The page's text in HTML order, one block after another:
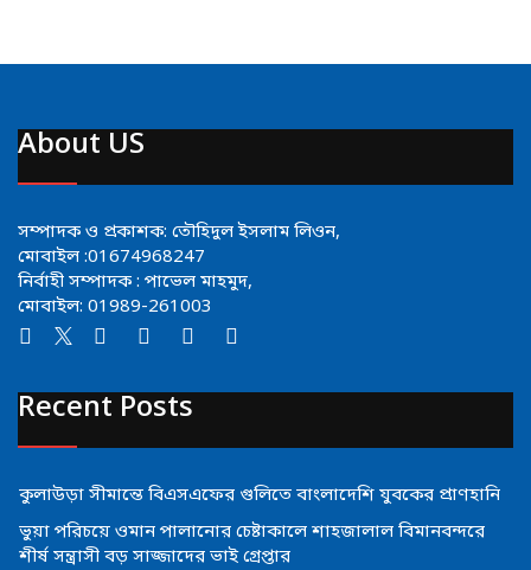
About US
সম্পাদক ও প্রকাশক: তৌহিদুল ইসলাম লিওন,
মোবাইল :01674968247
নির্বাহী সম্পাদক : পাভেল মাহমুদ,
মোবাইল: 01989-261003
Recent Posts
কুলাউড়া সীমান্তে বিএসএফের গুলিতে বাংলাদেশি যুবকের প্রাণহানি
ভুয়া পরিচয়ে ওমান পালানোর চেষ্টাকালে শাহজালাল বিমানবন্দরে
শীর্ষ সন্ত্রাসী বড় সাজ্জাদের ভাই গ্রেপ্তার